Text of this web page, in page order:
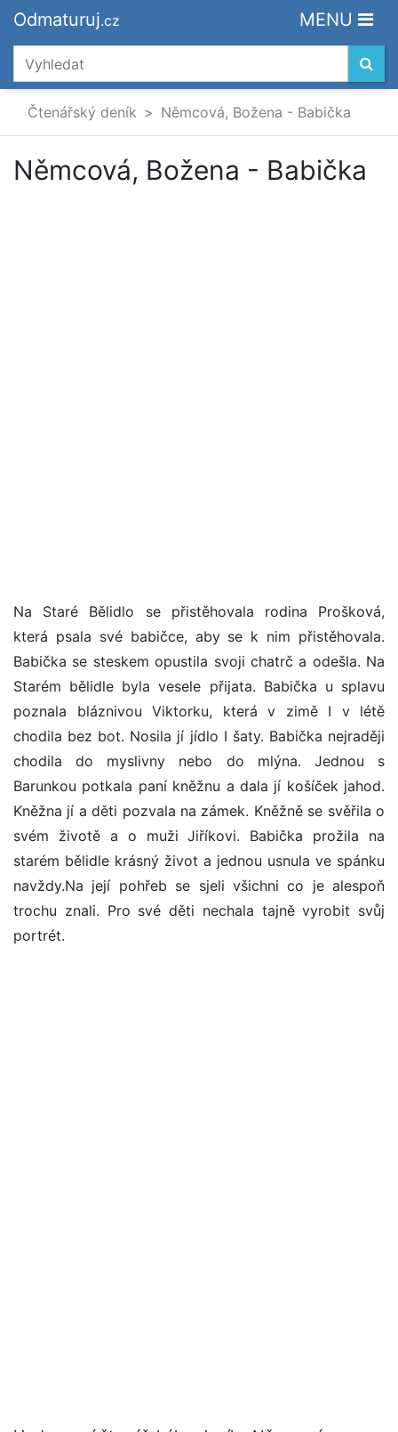
Odmaturuj.cz MENU
Čtenářský deník Němcová, Božena - Babička
Němcová, Božena - Babička
Na Staré Bělidlo se přistěhovala rodina Prošková,
která psala své babičce, aby se k nim přistěhovala.
Babička se steskem opustila svoji chatrč a odešla. Na
Starém bělidle byla vesele přijata. Babička u splavu
poznala bláznivou Viktorku, která v zimě I v létě
chodila bez bot. Nosila jí jídlo I šaty. Babička nejraději
chodila do myslivny nebo do mlýna. Jednou s
Barunkou potkala paní kněžnu a dala jí košíček jahod.
Kněžna jí a děti pozvala na zámek. Kněžně se svěřila o
svém životě a o muži Jiříkovi. Babička prožila na
starém bělidle krásný život a jednou usnula ve spánku
navždy.Na její pohřeb se sjeli všichni co je alespoň
trochu znali. Pro své děti nechala tajně vyrobit svůj
portrét.